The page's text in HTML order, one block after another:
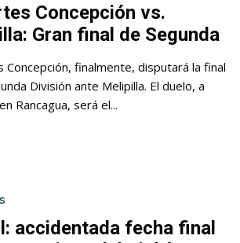
Concepción vs.
Gran final de Segunda
Concepción, finalmente, disputará la final
División ante Melipilla. El duelo, a
Rancagua, será el...
accidentada fecha final